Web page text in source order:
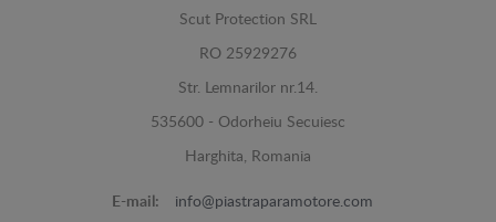
Scut Protection SRL
RO 25929276
Str. Lemnarilor nr.14.
535600 - Odorheiu Secuiesc
Harghita, Romania
E-mail: info@piastraparamotore.com